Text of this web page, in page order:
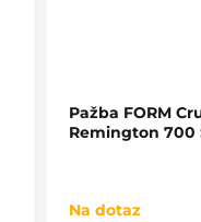
Pažba FORM
Remington 700
Na dotaz